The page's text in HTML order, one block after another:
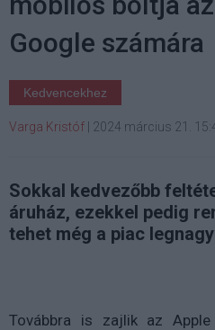
Google számára
Kedvencekhez
Varga Kristóf 2024 március 21.
Sokkal kedvezőbb
áruház, ezekkel pedig
tehet még a piac
Továbbra is zajlik az